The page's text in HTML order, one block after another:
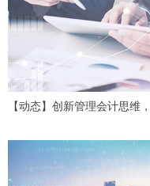
【动态】创新管理会计思维
计沙龙